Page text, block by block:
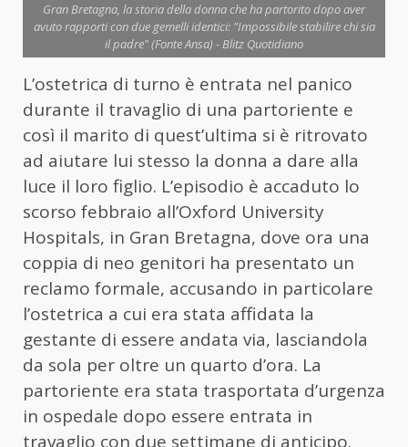
Gran Bretagna, la storia della donna che ha partorito dopo aver
avuto rapporti con due gemelli identici: "Impossibile stabilire chi sia
il padre" (Fonte Ansa) - Blitz Quotidiano
L’ostetrica di turno è entrata nel panico
durante il travaglio di una partoriente e
così il marito di quest’ultima si è ritrovato
ad aiutare lui stesso la donna a dare alla
luce il loro figlio. L’episodio è accaduto lo
scorso febbraio all’Oxford University
Hospitals, in Gran Bretagna, dove ora una
coppia di neo genitori ha presentato un
reclamo formale, accusando in particolare
l’ostetrica a cui era stata affidata la
gestante di essere andata via, lasciandola
da sola per oltre un quarto d’ora. La
partoriente era stata trasportata d’urgenza
in ospedale dopo essere entrata in
travaglio con due settimane di anticipo.